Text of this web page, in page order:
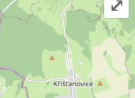
⤢